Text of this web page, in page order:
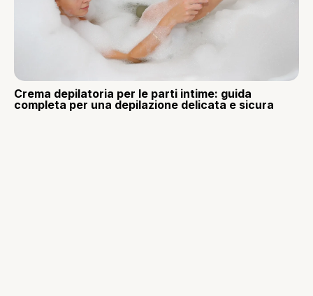
Crema depilatoria per le parti intime: guida
completa per una depilazione delicata e sicura